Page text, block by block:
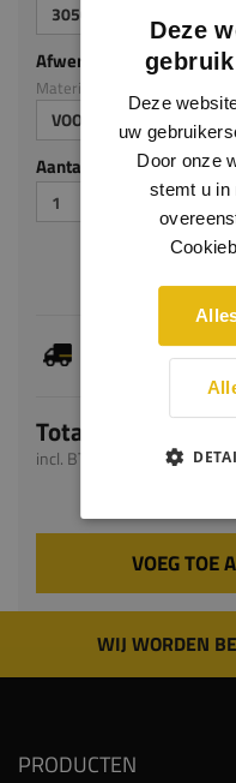
3050
Afwerking
Materiaal: MDF v313
VOORGELAKT
Aantal stuks
Je hebt
levertijd
Totaal
incl. BTW
VOEG TOE
WIJ WORDEN
PRODUCTEN
Deze
Deze
uw
Door onze
stemt u in